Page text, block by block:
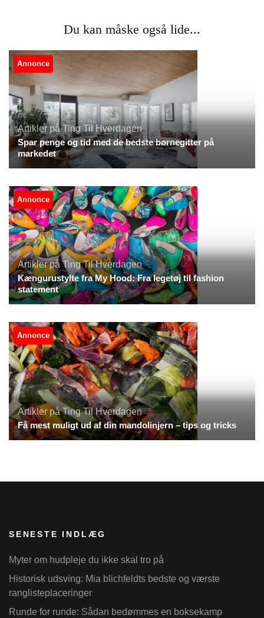
Du kan måske også lide...
Annonce
Artikler på Ting Til Hverdagen
Spar penge og tid med de bedste børnegitter på
markedet
Annonce
Artikler på Ting Til Hverdagen
Kængurustylte fra My Hood: Fra legetøj til fashion
statement
Annonce
Artikler på Ting Til Hverdagen
Få mest muligt ud af din mandolinjern – tips og tricks
SENESTE INDLÆG
Myter om hudpleje du ikke skal tro på
Historisk udsving: Mia blichfeldts bedste og værste
ranglisteplaceringer
Runde for runde: Sådan bedømmes en boksekamp